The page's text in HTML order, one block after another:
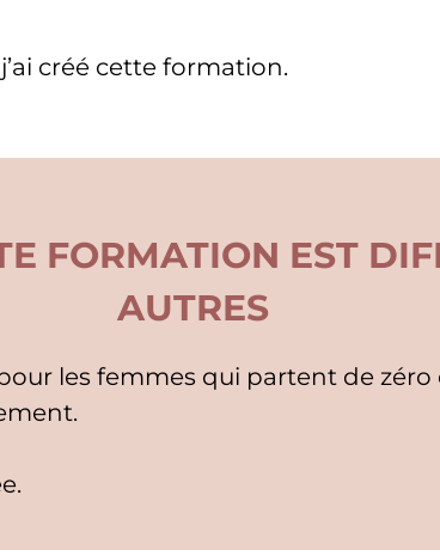
créé cette formation.
FORMATION EST
AUTRES
les femmes qui partent de zéro